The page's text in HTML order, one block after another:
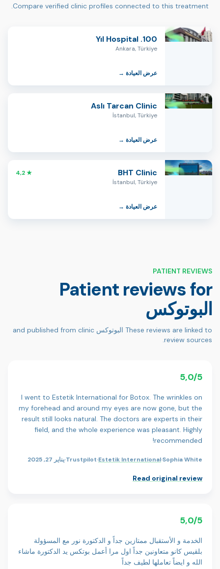
Compare verified clinic profiles connected to this treatment.
100. Yıl Hospital
Ankara, Türkiye
عرض العيادة →
Aslı Tarcan Clinic
İstanbul, Türkiye
عرض العيادة →
BHT Clinic
★ 4,2
İstanbul, Türkiye
عرض العيادة →
PATIENT REVIEWS
Patient reviews for
البوتوكس
These reviews are linked to البوتوكس and published from clinic
review sources.
5,0/5
I went to Estetik International for Botox. The wrinkles on
my forehead and around my eyes are now gone, but the
result still looks natural. The doctors are experts in their
field, and the whole experience was pleasant. Highly
recommended!
Sophia White
·
Estetik International
·
Trustpilot
·يناير 27, 2025
Read original review
5,0/5
الخدمة و الأستقبال ممتازين جداً و الدكتورة نور مع المسؤولة
بلقيس كانو متعاونين جداً اول مرا أعمل بوتكس يد الدكتورة ماشاء
الله و ايضاً تعاملها لطيف جداً